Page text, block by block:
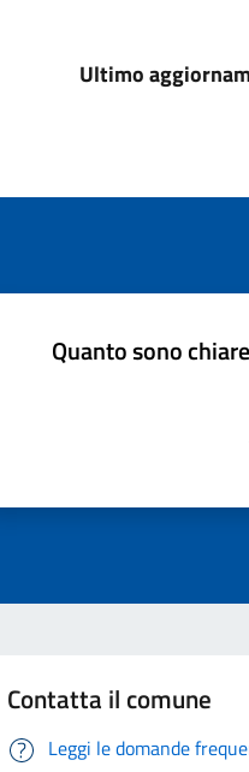
Ultimo
Quanto sono
Contatta il comune
Leggi le domande